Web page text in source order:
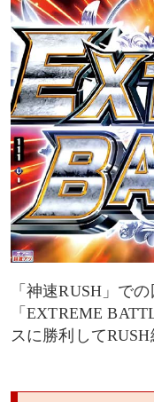
「神速RUSH」で
「EXTREME
スに勝利して